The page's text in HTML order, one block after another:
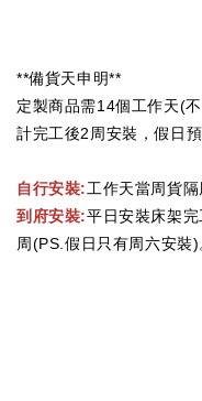
**備貨天申明**
定製商品需14個工作天(
計完工後2周安裝，假日預
自行安裝:工作天當周貨隔
到府安裝:平日安裝床架
周(PS.假日只有周六安裝)